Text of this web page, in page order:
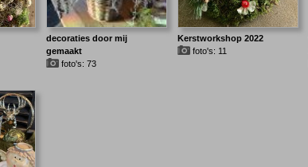
decoraties door mij
gemaakt
foto's: 73
Kerstworkshop 2022
foto's: 11